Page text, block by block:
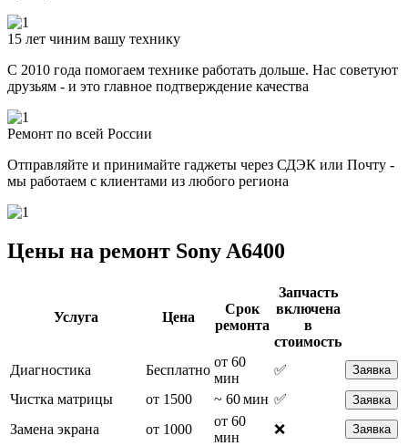
15 лет чиним вашу технику
С 2010 года помогаем технике работать дольше. Нас советуют
друзьям - и это главное подтверждение качества
Ремонт по всей России
Отправляйте и принимайте гаджеты через СДЭК или Почту -
мы работаем с клиентами из любого региона
Цены на ремонт Sony A6400
Услуга Цена
Срок
ремонта
Запчасть
включена
в
стоимость
Диагностика
Бесплатно
от 60
мин
✅ Заявка
Чистка матрицы от 1500 ~ 60 мин ✅ Заявка
Замена экрана от 1000
от 60
мин
❌ Заявка